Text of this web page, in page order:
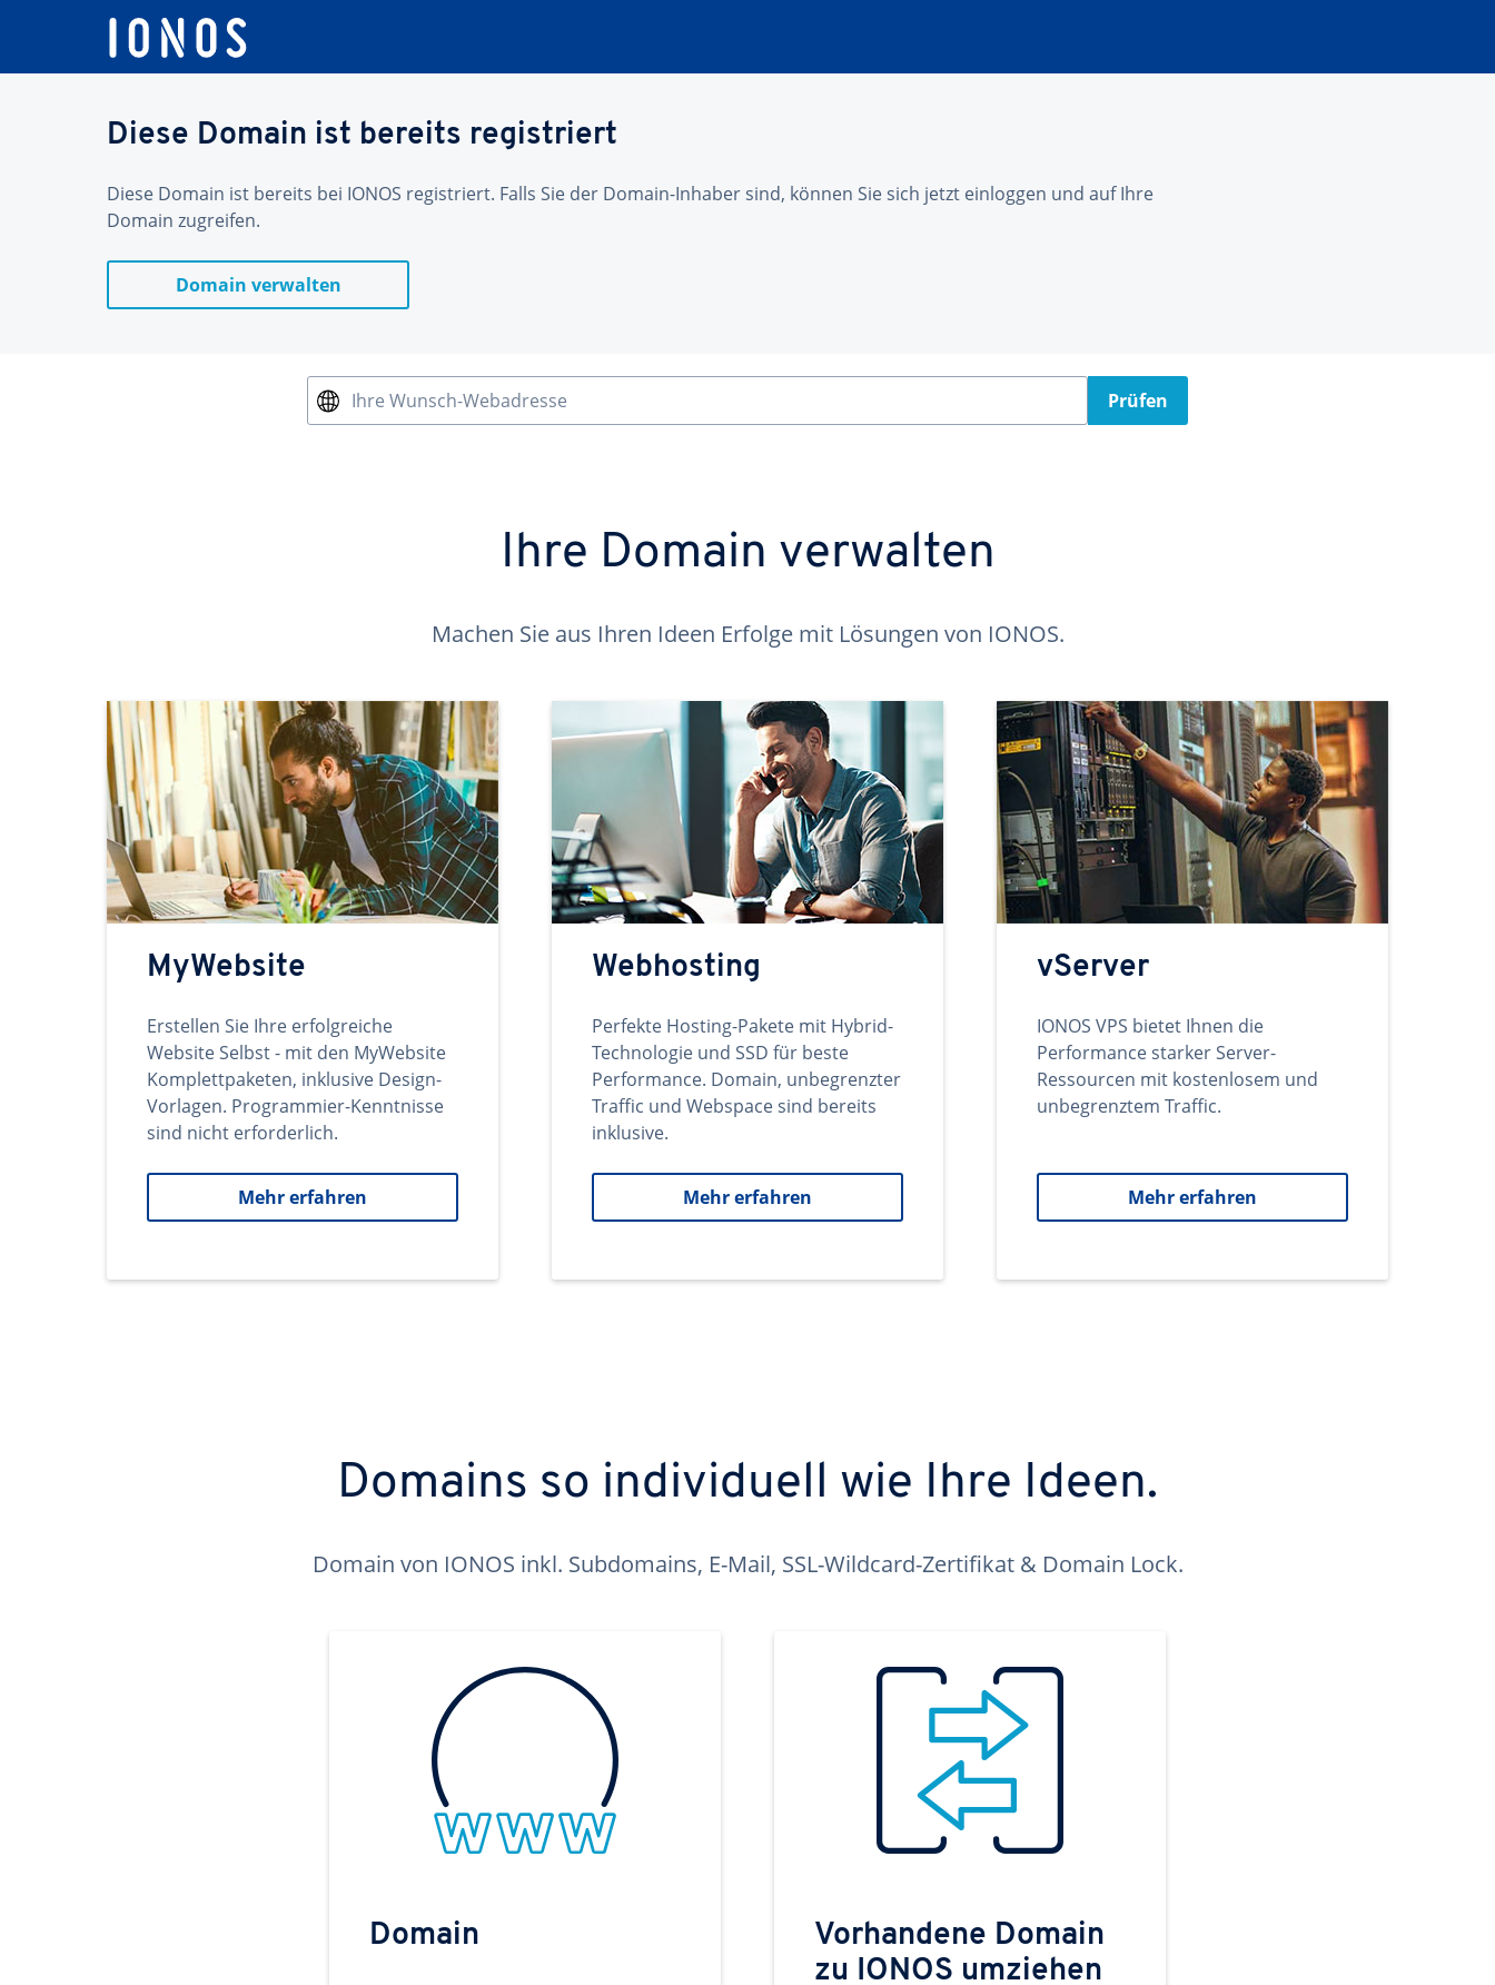
Diese Domain ist bereits registriert
Diese Domain ist bereits bei IONOS registriert. Falls Sie der Domain-Inhaber sind, können Sie sich jetzt einloggen und auf Ihre
Domain zugreifen.
Domain verwalten
Ihre Wunsch-Webadresse Prüfen
Ihre Domain verwalten
Machen Sie aus Ihren Ideen Erfolge mit Lösungen von IONOS.
MyWebsite
Erstellen Sie Ihre erfolgreiche
Website Selbst - mit den MyWebsite
Komplettpaketen, inklusive Design-
Vorlagen. Programmier-Kenntnisse
sind nicht erforderlich.
Mehr erfahren
Webhosting
Perfekte Hosting-Pakete mit Hybrid-
Technologie und SSD für beste
Performance. Domain, unbegrenzter
Traffic und Webspace sind bereits
inklusive.
Mehr erfahren
vServer
IONOS VPS bietet Ihnen die
Performance starker Server-
Ressourcen mit kostenlosem und
unbegrenztem Traffic.
Mehr erfahren
Domains so individuell wie Ihre Ideen.
Domain von IONOS inkl. Subdomains, E-Mail, SSL-Wildcard-Zertifikat & Domain Lock.
Domain
Vorhandene Domain
zu IONOS umziehen